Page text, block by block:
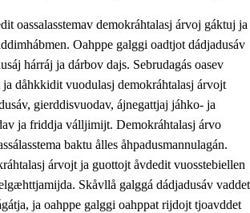
árvvovuodo
ja kultuvralasj moattevuohta
oassalasstemav demokráhtalasj árvoj gáktuj ja
Oahppe galggi oadtjot dádjadusáv
hárráj ja dárbov dajs. Sebrudagás oasev
dåhkkidit vuodulasj demokráhtalasj árvojt
gierddisvuodav, ájnegattjaj jáhko- ja
ja friddja válljimijt. Demokráhtalasj árvo
baktu ålles åhpadusmannulagán.
árvojt ja guottojt åvdedit vuosstebiellen
Skåvllå galggá dádjadusáv vaddet
ja oahppe galggi oahppat rijdojt tjoavddet